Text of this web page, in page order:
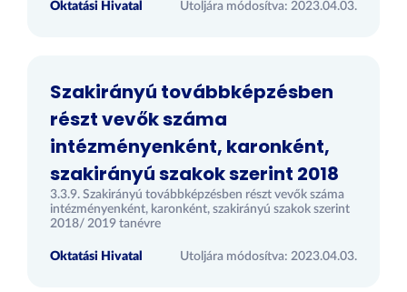
Oktatási Hivatal Utoljára módosítva: 2023.04.03.
Szakirányú továbbképzésben
részt vevők száma
intézményenként, karonként,
szakirányú szakok szerint 2018
3.3.9. Szakirányú továbbképzésben részt vevők száma
intézményenként, karonként, szakirányú szakok szerint
2018/ 2019 tanévre
Oktatási Hivatal Utoljára módosítva: 2023.04.03.